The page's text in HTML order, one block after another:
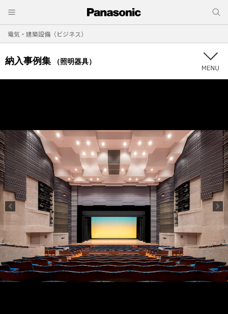
電気・建築設備（ビジネス）
納入事例集 （照明器具）